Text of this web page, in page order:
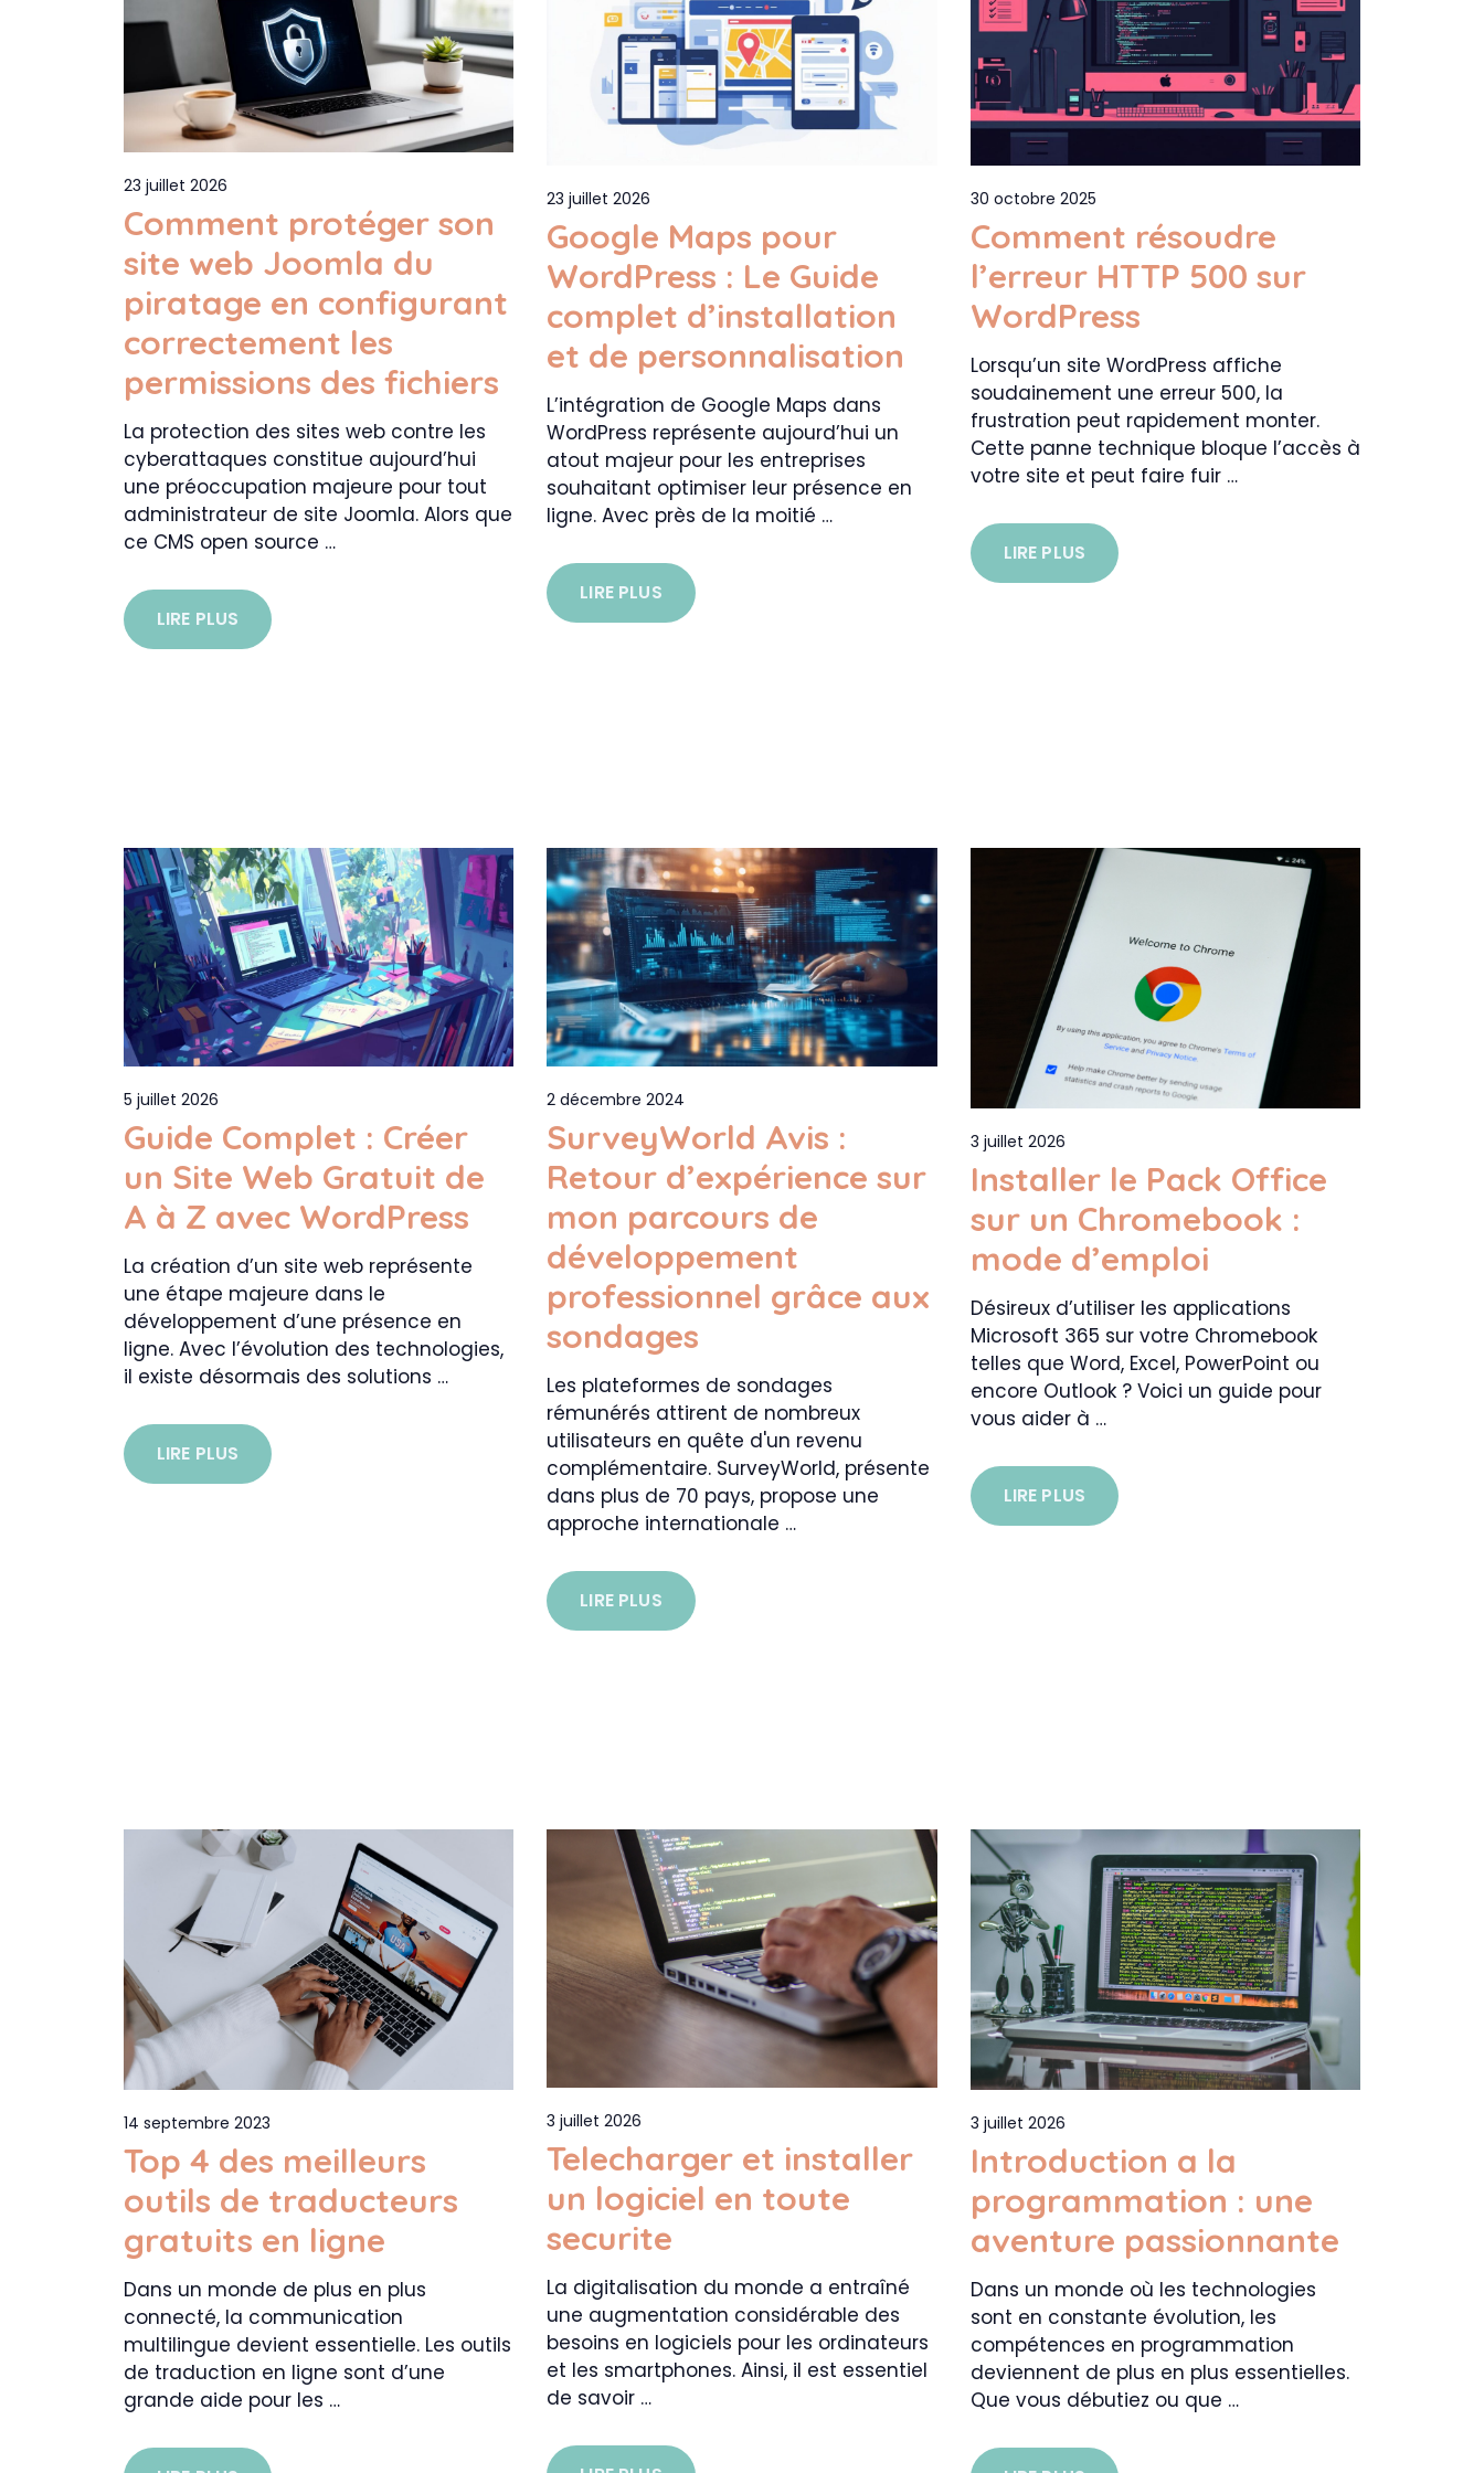
23 juillet 2026
Comment protéger son
site web Joomla du
piratage en configurant
correctement les
permissions des fichiers
La protection des sites web contre les
cyberattaques constitue aujourd’hui
une préoccupation majeure pour tout
administrateur de site Joomla. Alors que
ce CMS open source …
LIRE PLUS
23 juillet 2026
Google Maps pour
WordPress : Le Guide
complet d’installation
et de personnalisation
L’intégration de Google Maps dans
WordPress représente aujourd’hui un
atout majeur pour les entreprises
souhaitant optimiser leur présence en
ligne. Avec près de la moitié …
LIRE PLUS
30 octobre 2025
Comment résoudre
l’erreur HTTP 500 sur
WordPress
Lorsqu’un site WordPress affiche
soudainement une erreur 500, la
frustration peut rapidement monter.
Cette panne technique bloque l’accès à
votre site et peut faire fuir …
LIRE PLUS
5 juillet 2026
Guide Complet : Créer
un Site Web Gratuit de
A à Z avec WordPress
La création d’un site web représente
une étape majeure dans le
développement d’une présence en
ligne. Avec l’évolution des technologies,
il existe désormais des solutions …
LIRE PLUS
2 décembre 2024
SurveyWorld Avis :
Retour d’expérience sur
mon parcours de
développement
professionnel grâce aux
sondages
Les plateformes de sondages
rémunérés attirent de nombreux
utilisateurs en quête d'un revenu
complémentaire. SurveyWorld, présente
dans plus de 70 pays, propose une
approche internationale …
LIRE PLUS
3 juillet 2026
Installer le Pack Office
sur un Chromebook :
mode d’emploi
Désireux d’utiliser les applications
Microsoft 365 sur votre Chromebook
telles que Word, Excel, PowerPoint ou
encore Outlook ? Voici un guide pour
vous aider à …
LIRE PLUS
14 septembre 2023
Top 4 des meilleurs
outils de traducteurs
gratuits en ligne
Dans un monde de plus en plus
connecté, la communication
multilingue devient essentielle. Les outils
de traduction en ligne sont d’une
grande aide pour les …
3 juillet 2026
Telecharger et installer
un logiciel en toute
securite
La digitalisation du monde a entraîné
une augmentation considérable des
besoins en logiciels pour les ordinateurs
et les smartphones. Ainsi, il est essentiel
de savoir …
3 juillet 2026
Introduction a la
programmation : une
aventure passionnante
Dans un monde où les technologies
sont en constante évolution, les
compétences en programmation
deviennent de plus en plus essentielles.
Que vous débutiez ou que …